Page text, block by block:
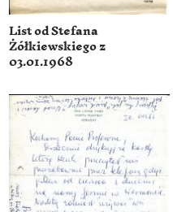
List od Stefana
Żółkiewskiego z
03.01.1968